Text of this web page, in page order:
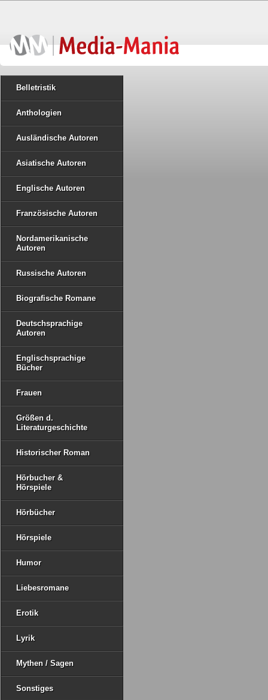
Belletristik
Anthologien
Ausländische Autoren
Asiatische Autoren
Englische Autoren
Französische Autoren
Nordamerikanische
Autoren
Russische Autoren
Biografische Romane
Deutschsprachige
Autoren
Englischsprachige
Bücher
Frauen
Größen d.
Literaturgeschichte
Historischer Roman
Hörbucher &
Hörspiele
Hörbücher
Hörspiele
Humor
Liebesromane
Erotik
Lyrik
Mythen / Sagen
Sonstiges